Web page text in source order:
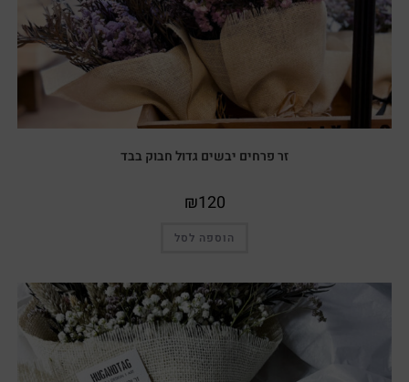
זר פרחים יבשים גדול חבוק בבד
₪120
הוספה לסל